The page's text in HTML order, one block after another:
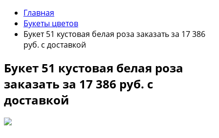
Главная
Букеты цветов
Букет 51 кустовая белая роза заказать за 17 386
руб. с доставкой
Букет 51 кустовая белая роза
заказать за 17 386 руб. с
доставкой